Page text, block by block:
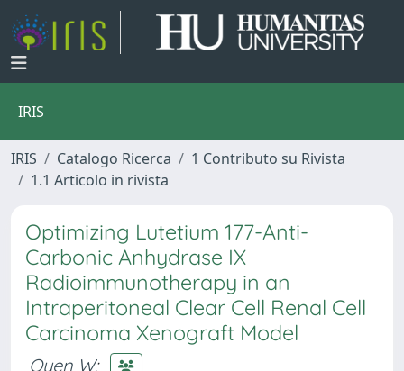
IRIS
IRIS Catalogo Ricerca
1 Contributo su Rivista
1.1 Articolo in rivista
Optimizing Lutetium 177-Anti-
Carbonic Anhydrase IX
Radioimmunotherapy in an
Intraperitoneal Clear Cell Renal Cell
Carcinoma Xenograft Model
Oyen W;